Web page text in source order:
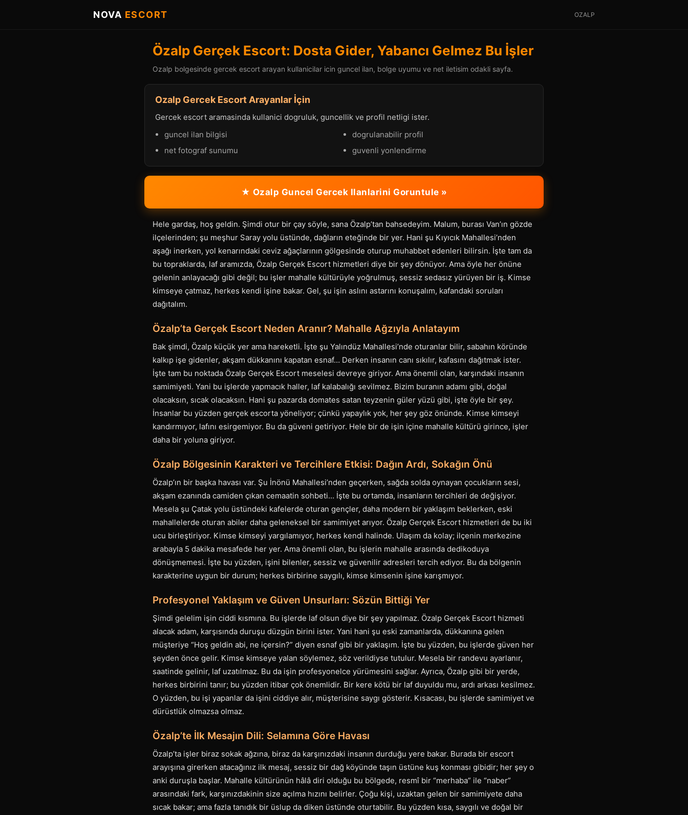
NOVA ESCORT OZALP
Özalp Gerçek Escort: Dosta Gider, Yabancı Gelmez Bu İşler
Ozalp bolgesinde gercek escort arayan kullanicilar icin guncel ilan, bolge uyumu ve net iletisim odakli sayfa.
Ozalp Gercek Escort Arayanlar İçin
Gercek escort aramasinda kullanici dogruluk, guncellik ve profil netligi ister.
guncel ilan bilgisi
dogrulanabilir profil
net fotograf sunumu
guvenli yonlendirme
★ Ozalp Guncel Gercek Ilanlarini Goruntule »
Hele gardaş, hoş geldin. Şimdi otur bir çay söyle, sana Özalp’tan bahsedeyim. Malum, burası Van’ın gözde
ilçelerinden; şu meşhur Saray yolu üstünde, dağların eteğinde bir yer. Hani şu Kıyıcık Mahallesi’nden
aşağı inerken, yol kenarındaki ceviz ağaçlarının gölgesinde oturup muhabbet edenleri bilirsin. İşte tam da
bu topraklarda, laf aramızda, Özalp Gerçek Escort hizmetleri diye bir şey dönüyor. Ama öyle her önüne
gelenin anlayacağı gibi değil; bu işler mahalle kültürüyle yoğrulmuş, sessiz sedasız yürüyen bir iş. Kimse
kimseye çatmaz, herkes kendi işine bakar. Gel, şu işin aslını astarını konuşalım, kafandaki soruları
dağıtalım.
Özalp’ta Gerçek Escort Neden Aranır? Mahalle Ağzıyla Anlatayım
Bak şimdi, Özalp küçük yer ama hareketli. İşte şu Yalındüz Mahallesi’nde oturanlar bilir, sabahın köründe
kalkıp işe gidenler, akşam dükkanını kapatan esnaf… Derken insanın canı sıkılır, kafasını dağıtmak ister.
İşte tam bu noktada Özalp Gerçek Escort meselesi devreye giriyor. Ama önemli olan, karşındaki insanın
samimiyeti. Yani bu işlerde yapmacık haller, laf kalabalığı sevilmez. Bizim buranın adamı gibi, doğal
olacaksın, sıcak olacaksın. Hani şu pazarda domates satan teyzenin güler yüzü gibi, işte öyle bir şey.
İnsanlar bu yüzden gerçek escorta yöneliyor; çünkü yapaylık yok, her şey göz önünde. Kimse kimseyi
kandırmıyor, lafını esirgemiyor. Bu da güveni getiriyor. Hele bir de işin içine mahalle kültürü girince, işler
daha bir yoluna giriyor.
Özalp Bölgesinin Karakteri ve Tercihlere Etkisi: Dağın Ardı, Sokağın Önü
Özalp’ın bir başka havası var. Şu İnönü Mahallesi’nden geçerken, sağda solda oynayan çocukların sesi,
akşam ezanında camiden çıkan cemaatin sohbeti… İşte bu ortamda, insanların tercihleri de değişiyor.
Mesela şu Çatak yolu üstündeki kafelerde oturan gençler, daha modern bir yaklaşım beklerken, eski
mahallelerde oturan abiler daha geleneksel bir samimiyet arıyor. Özalp Gerçek Escort hizmetleri de bu iki
ucu birleştiriyor. Kimse kimseyi yargılamıyor, herkes kendi halinde. Ulaşım da kolay; ilçenin merkezine
arabayla 5 dakika mesafede her yer. Ama önemli olan, bu işlerin mahalle arasında dedikoduya
dönüşmemesi. İşte bu yüzden, işini bilenler, sessiz ve güvenilir adresleri tercih ediyor. Bu da bölgenin
karakterine uygun bir durum; herkes birbirine saygılı, kimse kimsenin işine karışmıyor.
Profesyonel Yaklaşım ve Güven Unsurları: Sözün Bittiği Yer
Şimdi gelelim işin ciddi kısmına. Bu işlerde laf olsun diye bir şey yapılmaz. Özalp Gerçek Escort hizmeti
alacak adam, karşısında duruşu düzgün birini ister. Yani hani şu eski zamanlarda, dükkanına gelen
müşteriye “Hoş geldin abi, ne içersin?” diyen esnaf gibi bir yaklaşım. İşte bu yüzden, bu işlerde güven her
şeyden önce gelir. Kimse kimseye yalan söylemez, söz verildiyse tutulur. Mesela bir randevu ayarlanır,
saatinde gelinir, laf uzatılmaz. Bu da işin profesyonelce yürümesini sağlar. Ayrıca, Özalp gibi bir yerde,
herkes birbirini tanır; bu yüzden itibar çok önemlidir. Bir kere kötü bir laf duyuldu mu, ardı arkası kesilmez.
O yüzden, bu işi yapanlar da işini ciddiye alır, müşterisine saygı gösterir. Kısacası, bu işlerde samimiyet ve
dürüstlük olmazsa olmaz.
Özalp’te İlk Mesajın Dili: Selamına Göre Havası
Özalp’ta işler biraz sokak ağzına, biraz da karşınızdaki insanın durduğu yere bakar. Burada bir escort
arayışına girerken atacağınız ilk mesaj, sessiz bir dağ köyünde taşın üstüne kuş konması gibidir; her şey o
anki duruşla başlar. Mahalle kültürünün hâlâ diri olduğu bu bölgede, resmî bir “merhaba” ile “naber”
arasındaki fark, karşınızdakinin size açılma hızını belirler. Çoğu kişi, uzaktan gelen bir samimiyete daha
sıcak bakar; ama fazla tanıdık bir üslup da diken üstünde oturtabilir. Bu yüzden kısa, saygılı ve doğal bir